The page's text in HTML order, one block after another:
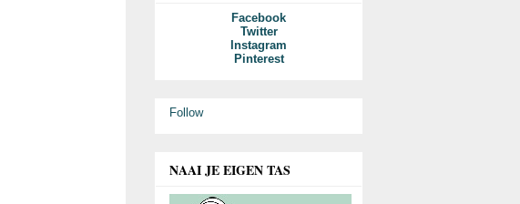
Facebook
Twitter
Instagram
Pinterest
Follow
NAAI JE EIGEN TAS